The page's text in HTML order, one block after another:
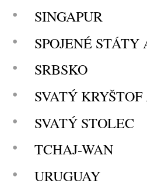
SINGAPUR
SPOJENÉ
SRBSKO
SVATÝ
SVATÝ STOLEC
TCHAJ-WAN
URUGUAY